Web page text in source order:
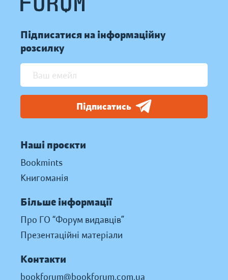
Підписатися на інформаційну
розсилку
Підписатись
Наші проєкти
Bookmints
Книгоманія
Більше інформації
Про ГО “Форум видавців”
Презентаційні матеріали
Контакти
bookforum@bookforum.com.ua